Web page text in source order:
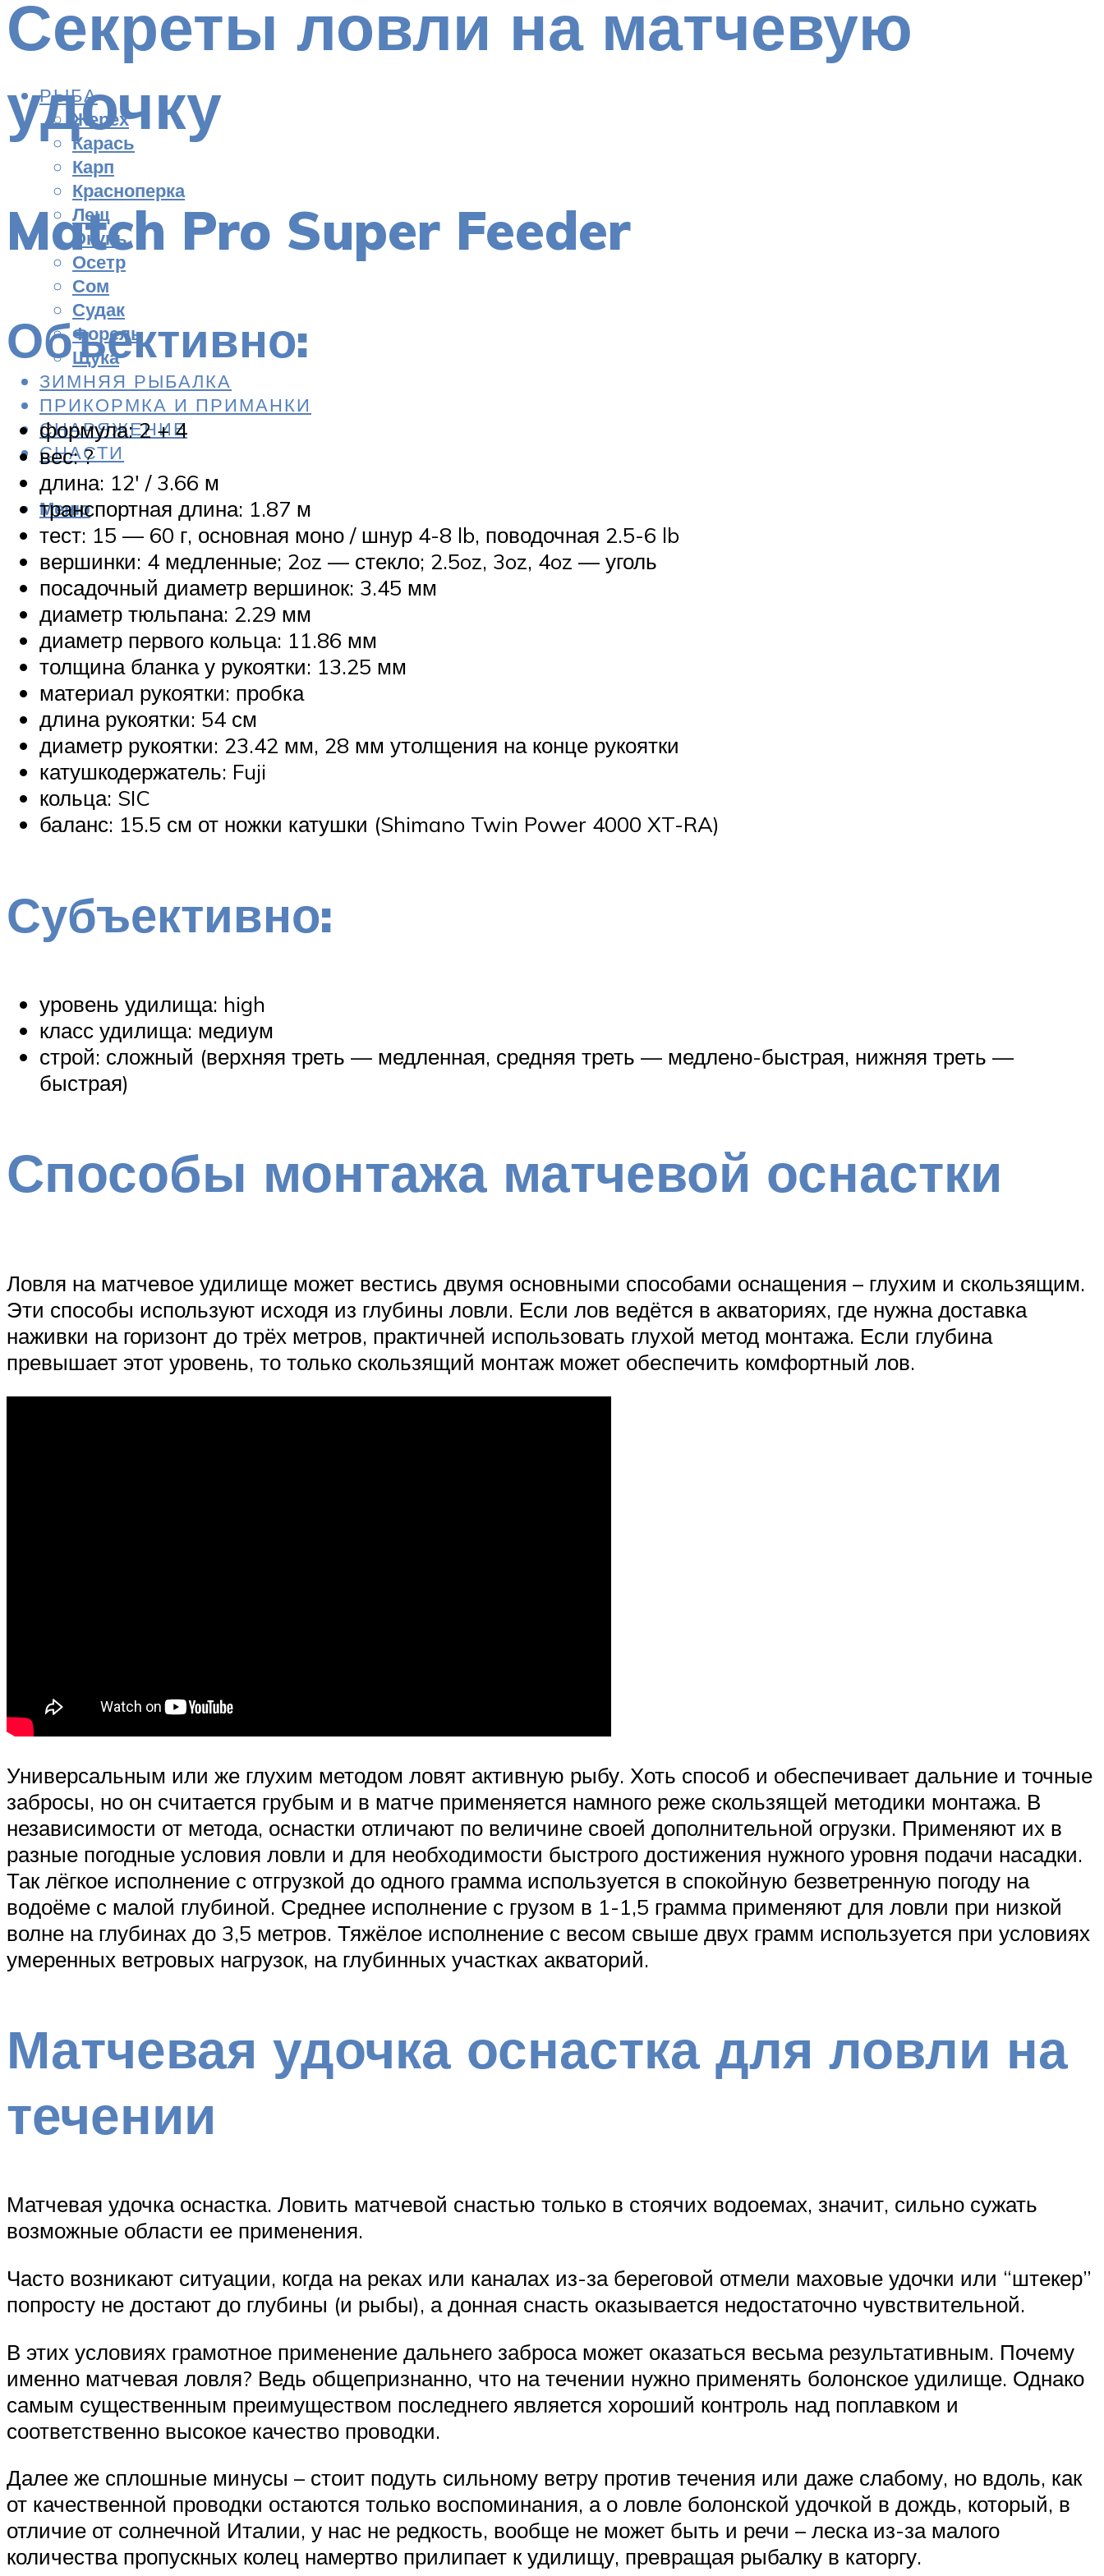
РЫБА
Жерех
Карась
Карп
Красноперка
Лещ
Окунь
Осетр
Сом
Судак
Форель
Щука
ЗИМНЯЯ РЫБАЛКА
ПРИКОРМКА И ПРИМАНКИ
СНАРЯЖЕНИЕ
СНАСТИ
Меню
Секреты ловли на матчевую
удочку
Match Pro Super Feeder
Объективно:
формула: 2 + 4
вес: ?
длина: 12′ / 3.66 м
транспортная длина: 1.87 м
тест: 15 — 60 г, основная моно / шнур 4-8 lb, поводочная 2.5-6 lb
вершинки: 4 медленные; 2oz — стекло; 2.5oz, 3oz, 4oz — уголь
посадочный диаметр вершинок: 3.45 мм
диаметр тюльпана: 2.29 мм
диаметр первого кольца: 11.86 мм
толщина бланка у рукоятки: 13.25 мм
материал рукоятки: пробка
длина рукоятки: 54 см
диаметр рукоятки: 23.42 мм, 28 мм утолщения на конце рукоятки
катушкодержатель: Fuji
кольца: SIC
баланс: 15.5 см от ножки катушки (Shimano Twin Power 4000 XT-RA)
Субъективно:
уровень удилища: high
класс удилища: медиум
строй: сложный (верхняя треть — медленная, средняя треть — медлено-быстрая, нижняя треть —
быстрая)
Способы монтажа матчевой оснастки
Ловля на матчевое удилище может вестись двумя основными способами оснащения – глухим и скользящим.
Эти способы используют исходя из глубины ловли. Если лов ведётся в акваториях, где нужна доставка
наживки на горизонт до трёх метров, практичней использовать глухой метод монтажа. Если глубина
превышает этот уровень, то только скользящий монтаж может обеспечить комфортный лов.
Универсальным или же глухим методом ловят активную рыбу. Хоть способ и обеспечивает дальние и точные
забросы, но он считается грубым и в матче применяется намного реже скользящей методики монтажа. В
независимости от метода, оснастки отличают по величине своей дополнительной огрузки. Применяют их в
разные погодные условия ловли и для необходимости быстрого достижения нужного уровня подачи насадки.
Так лёгкое исполнение с отгрузкой до одного грамма используется в спокойную безветренную погоду на
водоёме с малой глубиной. Среднее исполнение с грузом в 1-1,5 грамма применяют для ловли при низкой
волне на глубинах до 3,5 метров. Тяжёлое исполнение с весом свыше двух грамм используется при условиях
умеренных ветровых нагрузок, на глубинных участках акваторий.
Матчевая удочка оснастка для ловли на
течении
Матчевая удочка оснастка. Ловить матчевой снастью только в стоячих водоемах, значит, сильно сужать
возможные области ее применения.
Часто возникают ситуации, когда на реках или каналах из-за береговой отмели маховые удочки или “штекер”
попросту не достают до глубины (и рыбы), а донная снасть оказывается недостаточно чувствительной.
В этих условиях грамотное применение дальнего заброса может оказаться весьма результативным. Почему
именно матчевая ловля? Ведь общепризнанно, что на течении нужно применять болонское удилище. Однако
самым существенным преимуществом последнего является хороший контроль над поплавком и
соответственно высокое качество проводки.
Далее же сплошные минусы – стоит подуть сильному ветру против течения или даже слабому, но вдоль, как
от качественной проводки остаются только воспоминания, а о ловле болонской удочкой в дождь, который, в
отличие от солнечной Италии, у нас не редкость, вообще не может быть и речи – леска из-за малого
количества пропускных колец намертво прилипает к удилищу, превращая рыбалку в каторгу.